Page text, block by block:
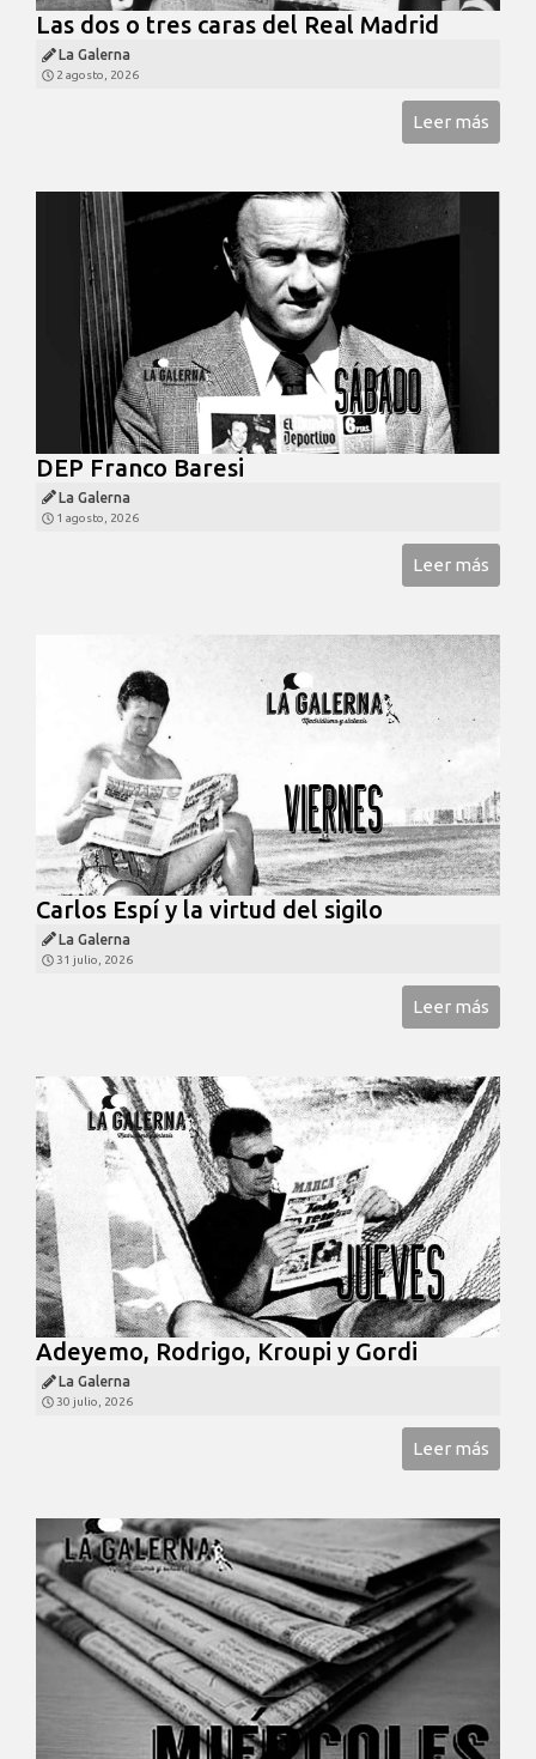
Las dos o tres caras del Real Madrid
La Galerna
2 agosto, 2026
Leer más
DEP Franco Baresi
La Galerna
1 agosto, 2026
Leer más
Carlos Espí y la virtud del sigilo
La Galerna
31 julio, 2026
Leer más
Adeyemo, Rodrigo, Kroupi y Gordi
La Galerna
30 julio, 2026
Leer más